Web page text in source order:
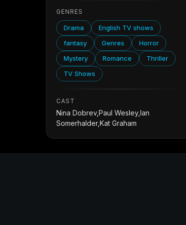
GENRES
Drama
English TV shows
fantasy
Genres
Horror
Mystery
Romance
Thriller
TV Shows
CAST
Nina Dobrev,Paul Wesley,Ian
Somerhalder,Kat Graham